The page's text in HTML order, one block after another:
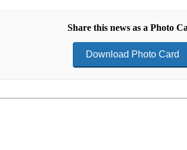
Share this news as a Photo
Download Photo Card